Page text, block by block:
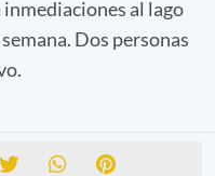
al lago
Dos personas